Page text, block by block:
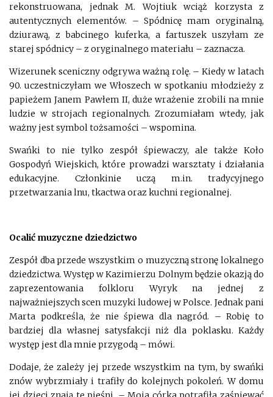
rekonstruowana, jednak M. Wojtiuk wciąż korzysta z
autentycznych elementów. – Spódnicę mam oryginalną,
dziurawą, z babcinego kuferka, a fartuszek uszyłam ze
starej spódnicy – z oryginalnego materiału – zaznacza.
Wizerunek sceniczny odgrywa ważną rolę. – Kiedy w latach
90. uczestniczyłam we Włoszech w spotkaniu młodzieży z
papieżem Janem Pawłem II, duże wrażenie zrobili na mnie
ludzie w strojach regionalnych. Zrozumiałam wtedy, jak
ważny jest symbol tożsamości – wspomina.
Swańki to nie tylko zespół śpiewaczy, ale także Koło
Gospodyń Wiejskich, które prowadzi warsztaty i działania
edukacyjne. Członkinie uczą m.in. tradycyjnego
przetwarzania lnu, tkactwa oraz kuchni regionalnej.
Ocalić muzyczne dziedzictwo
Zespół dba przede wszystkim o muzyczną stronę lokalnego
dziedzictwa. Występ w Kazimierzu Dolnym będzie okazją do
zaprezentowania folkloru Wyryk na jednej z
najważniejszych scen muzyki ludowej w Polsce. Jednak pani
Marta podkreśla, że nie śpiewa dla nagród. – Robię to
bardziej dla własnej satysfakcji niż dla poklasku. Każdy
występ jest dla mnie przygodą – mówi.
Dodaje, że zależy jej przede wszystkim na tym, by swańki
znów wybrzmiały i trafiły do kolejnych pokoleń. W domu